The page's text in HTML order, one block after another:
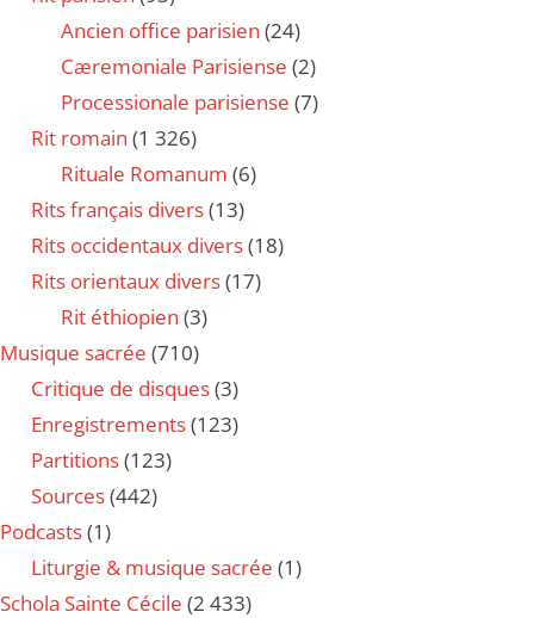
Ancien office parisien (24)
Cæremoniale Parisiense (2)
Processionale parisiense (7)
Rit romain (1 326)
Rituale Romanum (6)
Rits français divers(13)
Rits occidentaux divers(18)
Rits orientaux divers(17)
Rit éthiopien (3)
Musique sacrée (710)
Critique de disques(3)
Enregistrements(123)
Partitions(123)
Sources(442)
Podcasts(1)
Liturgie & musique sacrée (1)
Schola Sainte Cécile (2 433)